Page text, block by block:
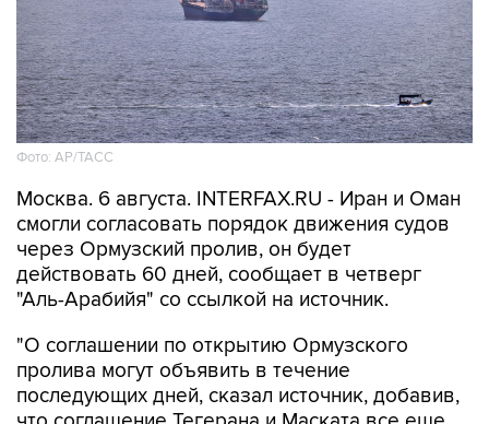
Фото: AP/ТАСС
Москва. 6 августа. INTERFAX.RU - Иран и Оман
смогли согласовать порядок движения судов
через Ормузский пролив, он будет
действовать 60 дней, сообщает в четверг
"Аль-Арабийя" со ссылкой на источник.
"О соглашении по открытию Ормузского
пролива могут объявить в течение
последующих дней, сказал источник, добавив,